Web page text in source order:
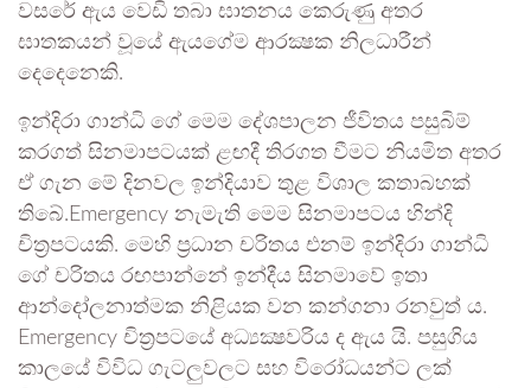
වසරේ ඇය වෙඩි තබා ඝාතනය කෙරුණු අතර
ඝාතකයන් වූයේ ඇයගේම ආරක්‍ෂක නිලධාරීන්
දෙදෙනෙකි.
ඉන්දිරා ගාන්ධි ගේ මෙම දේශපාලන ජීවිතය පසුබිම්
කරගත් සිනමාපටයක් ළඟදී තිරගත වීමට නියමිත අතර
ඒ ගැන මේ දිනවල ඉන්දියාව තුළ විශාල කතාබහක්
තිබේ.Emergency නැමැති මෙම සිනමාපටය හින්දි
චිත්‍රපටයකි. මෙහි ප්‍රධාන චරිතය එනම් ඉන්දිරා ගාන්ධි
ගේ චරිතය රඟපාන්නේ ඉන්දීය සිනමාවේ ඉතා
ආන්දෝලනාත්මක නිළියක වන කන්ගනා රනවුත් ය.
Emergency චිත්‍රපටයේ අධ්‍යක්‍ෂවරිය ද ඇය යි. පසුගිය
කාලයේ විවිධ ගැටලුවලට සහ විරෝධයන්ට ලක්